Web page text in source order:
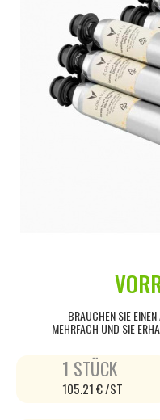
BRAUCHEN SIE
MEHRFACH UND SIE
1 STÜCK
105.21 € /ST